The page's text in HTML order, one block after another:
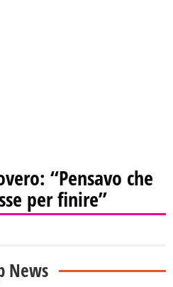
“Pensavo che
per finire”
News